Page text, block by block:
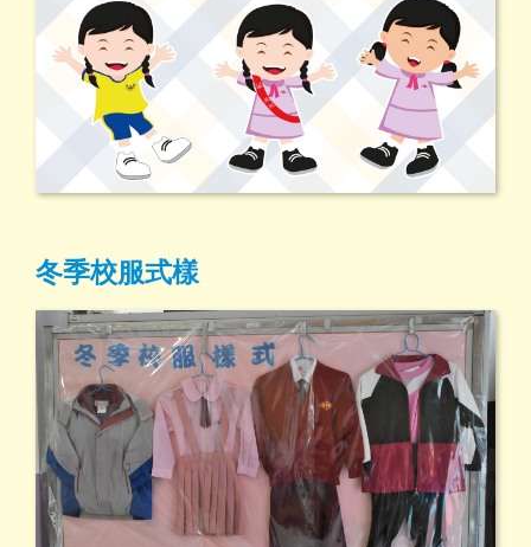
冬季校服式樣